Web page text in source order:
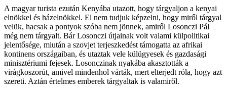
A magyar turista ezután Kenyába utazott, hogy tárgyaljon a kenyai
elnökkel és házelnökkel. El nem tudjuk képzelni, hogy miről tárgyal
velük, hacsak a pontyok szóba nem jönnek, amiről Losonczi Pál
még nem tárgyalt. Bár Losonczi útjainak volt valami külpolitikai
jelentősége, miután a szovjet terjeszkedést támogatta az afrikai
kontinens országaiban, és utaztak vele külügyesek és gazdasági
minisztériumi fejesek. Losonczinak nyakába akasztották a
virágkoszorút, amivel mindenhol várták, mert elterjedt róla, hogy azt
szereti. Aztán értelmes emberek tárgyaltak is valamiről.